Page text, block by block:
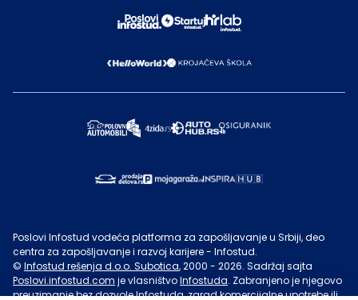
Poslovi Infostud vodeća platforma za zapošljavanje u Srbiji, deo
centra za zapošljavanje i razvoj karijere - Infostud.
© Infostud rešenja d.o.o. Subotica, 2000 - 2026. Sadržaj sajta
Poslovi.infostud.com je vlasništvoInfostuda. Zabranjeno je njegovo
preuzimanje bez dozvoleInfostuda, zarad komercijalne upotrebe ili